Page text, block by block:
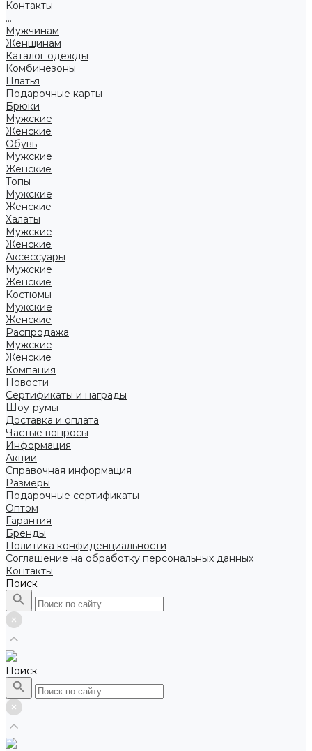
Контакты
...
Мужчинам
Женщинам
Каталог одежды
Комбинезоны
Платья
Подарочные карты
Брюки
Мужские
Женские
Обувь
Мужские
Женские
Топы
Мужские
Женские
Халаты
Мужские
Женские
Аксессуары
Мужские
Женские
Костюмы
Мужские
Женские
Распродажа
Мужские
Женские
Компания
Новости
Сертификаты и награды
Шоу-румы
Доставка и оплата
Частые вопросы
Информация
Акции
Справочная информация
Размеры
Подарочные сертификаты
Оптом
Гарантия
Бренды
Политика конфиденциальности
Соглашение на обработку персональных данных
Контакты
Поиск
Поиск